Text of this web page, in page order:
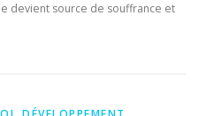
devient source de souffrance et